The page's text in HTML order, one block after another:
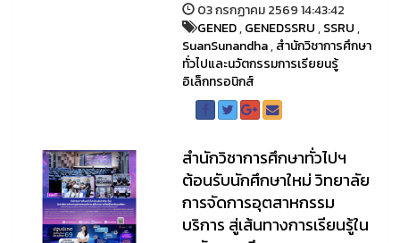
03 กรกฏาคม 2569 14:43:42
GENED,GENEDSSRU,SSRU,
SuanSunandha,สำนักวิชาการศึกษา
ทั่วไปและนวัตกรรมการเรียยนรู้
อิเล็กทรอนิกส์
สำนักวิชาการศึกษาทั่วไปฯ
ต้อนรับนักศึกษาใหม่ วิทยาลัย
การจัดการอุตสาหกรรม
บริการ สู่เส้นทางการเรียนรู้ใน